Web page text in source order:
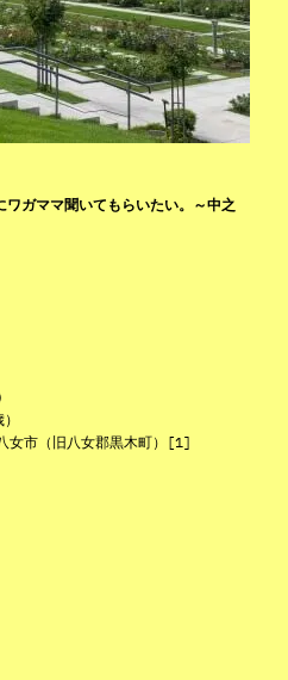
ガママ聞いてもらいたい。～中之
女市（旧八女郡黒木町）[1]